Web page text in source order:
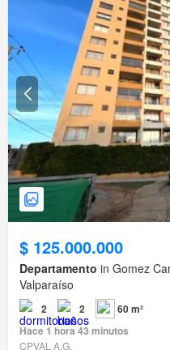
$ 125.000.000
Departamento in Gomez
Valparaíso
2 2
60 m²
Hace 1 hora 43 minutos
CPVAL A.G.